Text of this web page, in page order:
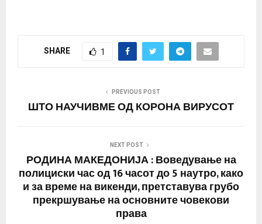
SHARE 1
PREVIOUS POST
ШТО НАУЧИВМЕ ОД КОРОНА ВИРУСОТ
NEXT POST
РОДИНА МАКЕДОНИЈА : Воведување на
полициски час од 16 часот до 5 наутро, како
и за време на викенди, претставува грубо
прекршување на основните човекови
права